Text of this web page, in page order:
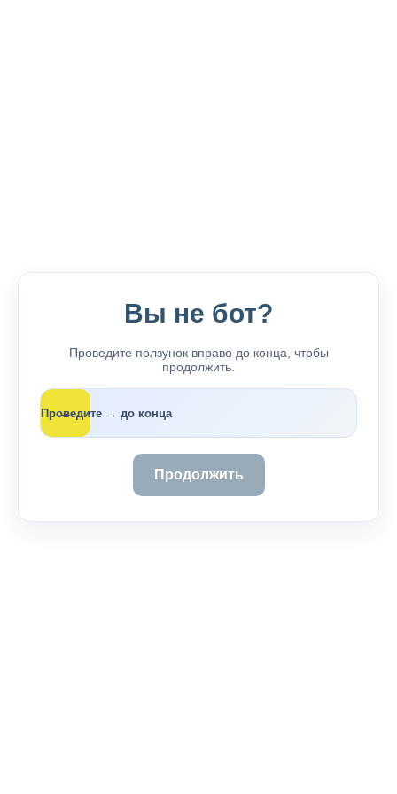
Вы не бот?
Проведите ползунок вправо до конца, чтобы
продолжить.
Проведите → до конца
→
Продолжить